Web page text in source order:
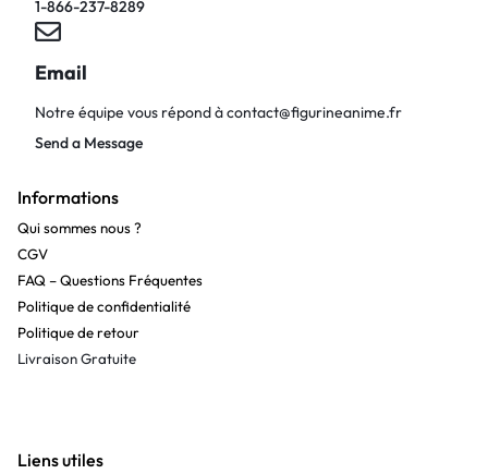
1-866-237-8289
Email
Notre équipe vous répond àcontact@figurineanime.fr
Send a Message
Informations
Qui sommes nous ?
CGV
FAQ – Questions Fréquentes
Politique de confidentialité
Politique de retour
Livraison Gratuite
Liens utiles